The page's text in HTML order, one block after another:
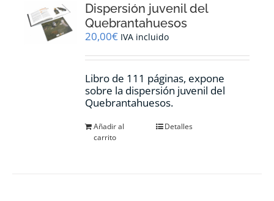
Dispersión juvenil del
Quebrantahuesos
20,00€ IVA incluido
Libro de 111 páginas, expone
sobre la dispersión juvenil del
Quebrantahuesos.
Añadir al
carrito
Detalles